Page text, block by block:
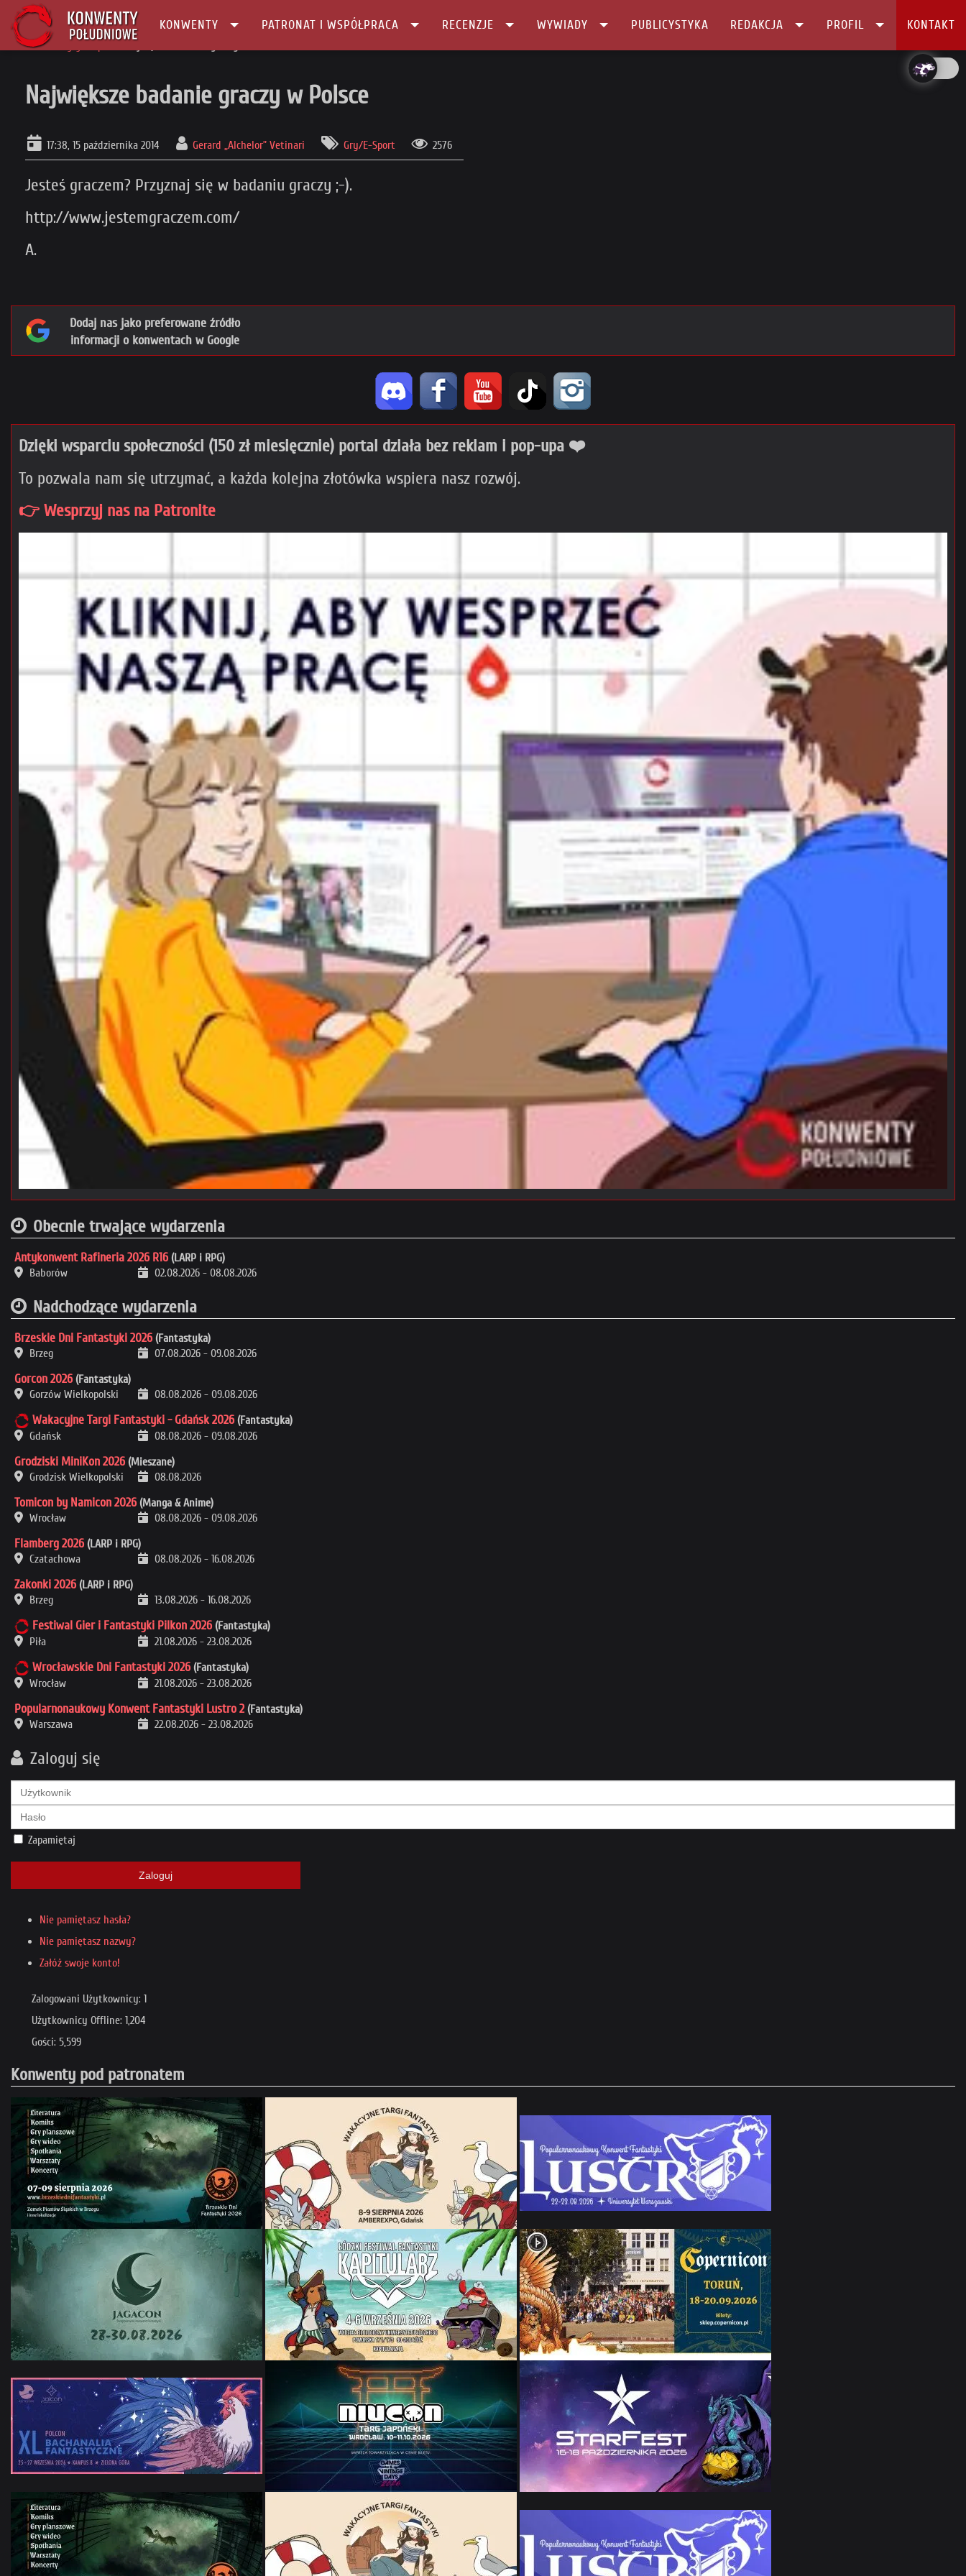
KONWENTY PATRONAT I WSPÓŁPRACA RECENZJE WYWIADY PUBLICYSTYKA REDAKCJA PROFIL KONTAKT
Główna
Największe badanie graczy w Polsce
17:38, 15 października 2014 Gerard „Alchelor” Vetinari Gry/E-Sport 2576
Jesteś graczem? Przyznaj się w badaniu graczy ;-).
http://www.jestemgraczem.com/
A.
Dodaj nas jako preferowane źródło
informacji o konwentach w Google
Dzięki wsparciu społeczności (150 zł miesięcznie) portal działa bez reklam i pop-upa ❤️
To pozwala nam się utrzymać, a każda kolejna złotówka wspiera nasz rozwój.
👉 Wesprzyj nas na Patronite
Obecnie trwające wydarzenia
Antykonwent Rafineria 2026 R16 (LARP i RPG)
Baborów
02.08.2026 - 08.08.2026
Nadchodzące wydarzenia
Brzeskie Dni Fantastyki 2026 (Fantastyka)
Brzeg
07.08.2026 - 09.08.2026
Gorcon 2026 (Fantastyka)
Gorzów Wielkopolski
08.08.2026 - 09.08.2026
Wakacyjne Targi Fantastyki - Gdańsk 2026 (Fantastyka)
Gdańsk
08.08.2026 - 09.08.2026
Grodziski MiniKon 2026 (Mieszane)
Grodzisk Wielkopolski
08.08.2026
Tomicon by Namicon 2026 (Manga & Anime)
Wrocław
08.08.2026 - 09.08.2026
Flamberg 2026 (LARP i RPG)
Czatachowa
08.08.2026 - 16.08.2026
Zakonki 2026 (LARP i RPG)
Brzeg
13.08.2026 - 16.08.2026
Festiwal Gier i Fantastyki Pilkon 2026 (Fantastyka)
Piła
21.08.2026 - 23.08.2026
Wrocławskie Dni Fantastyki 2026 (Fantastyka)
Wrocław
21.08.2026 - 23.08.2026
Popularnonaukowy Konwent Fantastyki Lustro 2 (Fantastyka)
Warszawa
22.08.2026 - 23.08.2026
Zaloguj się
Zapamiętaj
Zaloguj
Nie pamiętasz hasła?
Nie pamiętasz nazwy?
Załóż swoje konto!
Zalogowani Użytkownicy: 1
Użytkownicy Offline: 1,204
Gości: 5,599
Konwenty pod patronatem